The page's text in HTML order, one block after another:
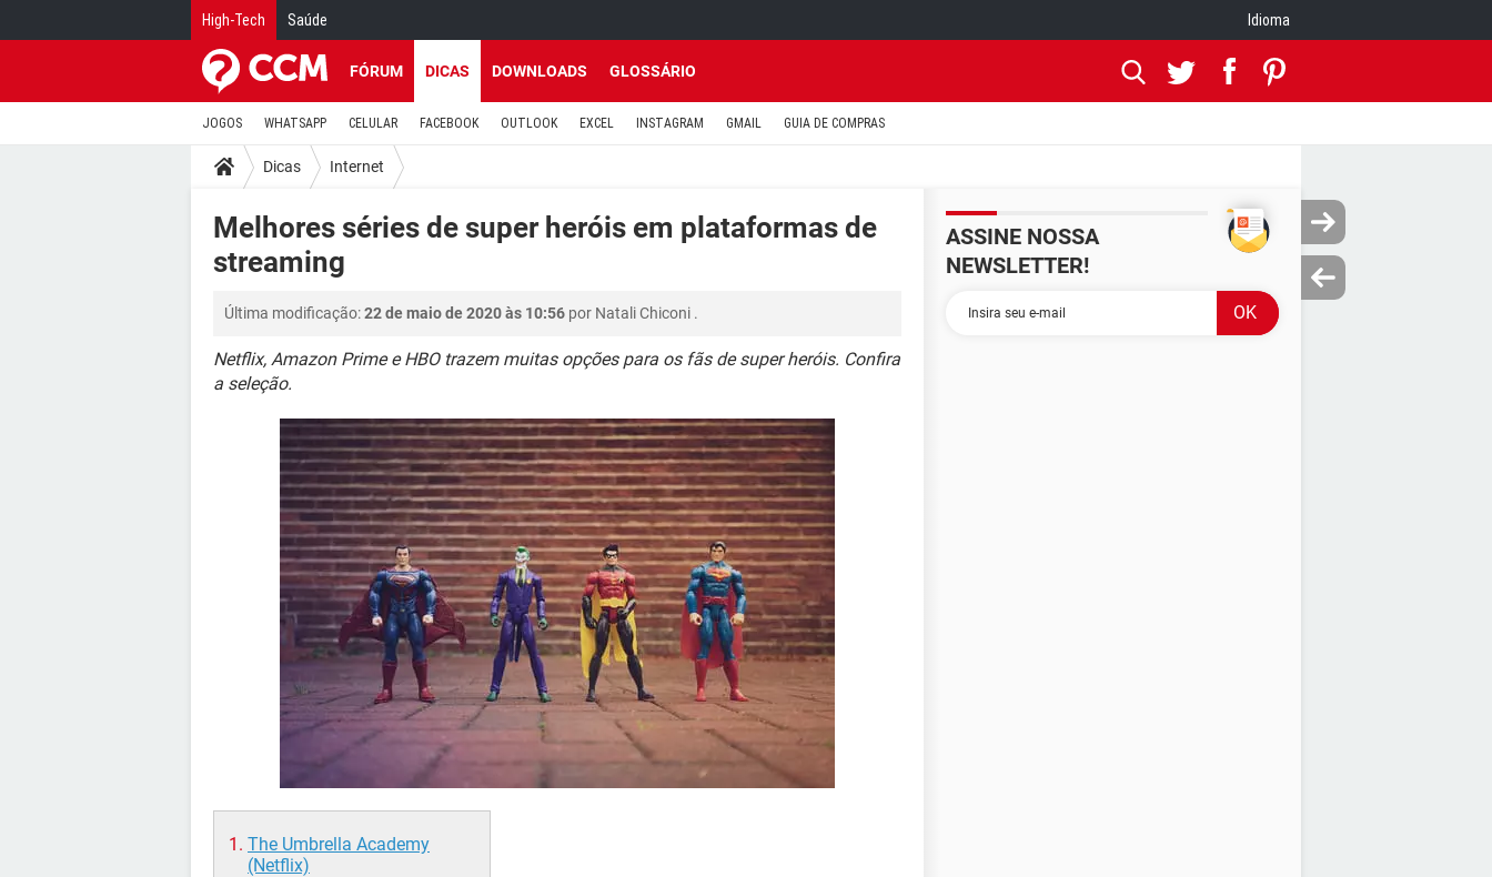
High-Tech Saúde Idioma
FÓRUM DICAS DOWNLOADS GLOSSÁRIO
JOGOS WHATSAPP CELULAR FACEBOOK OUTLOOK EXCEL INSTAGRAM GMAIL GUIA DE COMPRAS
Dicas Internet
Melhores séries de super heróis em plataformas de
streaming
Última modificação:22 de maio de 2020 às 10:56 por Natali Chiconi .
Netflix, Amazon Prime e HBO trazem muitas opções para os fãs de super heróis. Confira
a seleção.
The Umbrella Academy
(Netflix)
ASSINE NOSSA
NEWSLETTER!